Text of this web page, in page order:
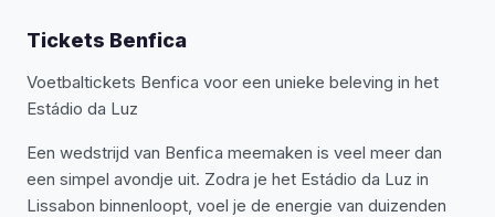
Tickets Benfica
Voetbaltickets Benfica voor een unieke beleving in het
Estádio da Luz
Een wedstrijd van Benfica meemaken is veel meer dan
een simpel avondje uit. Zodra je het Estádio da Luz in
Lissabon binnenloopt, voel je de energie van duizenden